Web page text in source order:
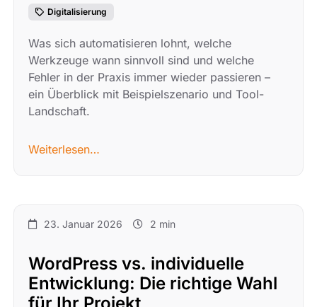
Digitalisierung
Was sich automatisieren lohnt, welche
Werkzeuge wann sinnvoll sind und welche
Fehler in der Praxis immer wieder passieren –
ein Überblick mit Beispielszenario und Tool-
Landschaft.
Weiterlesen…
23. Januar 2026 2 min
WordPress vs. individuelle
Entwicklung: Die richtige Wahl